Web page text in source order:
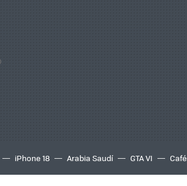
iPhone 18 Arabia Saudí GTA VI Café